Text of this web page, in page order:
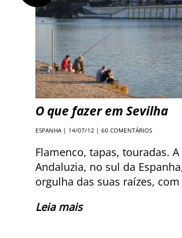
O que fazer em Sevilha
ESPANHA | 14/07/12 | 60 COMENTÁRIOS
Flamenco, tapas, touradas. A
Andaluzia, no sul da
orgulha das suas raízes,
Leia mais